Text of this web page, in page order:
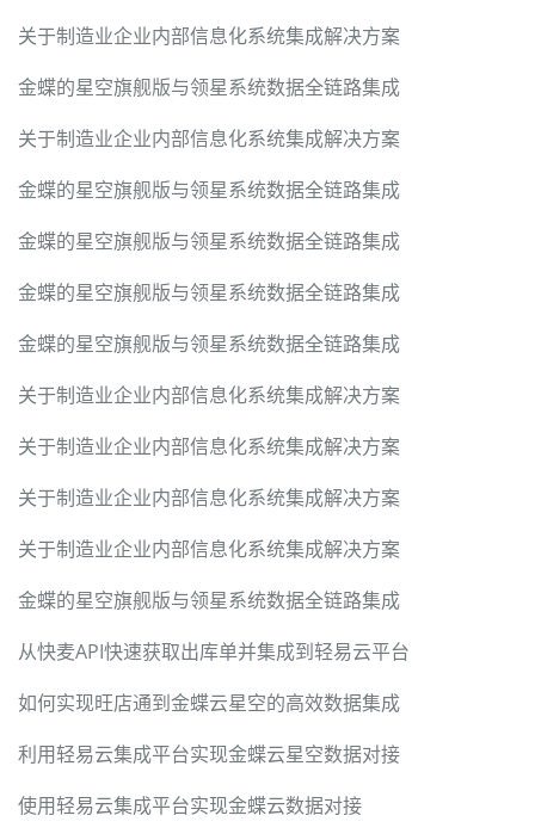
关于制造业企业内部信息化系统集成解决方案
金蝶的星空旗舰版与领星系统数据全链路集成
关于制造业企业内部信息化系统集成解决方案
金蝶的星空旗舰版与领星系统数据全链路集成
金蝶的星空旗舰版与领星系统数据全链路集成
金蝶的星空旗舰版与领星系统数据全链路集成
金蝶的星空旗舰版与领星系统数据全链路集成
关于制造业企业内部信息化系统集成解决方案
关于制造业企业内部信息化系统集成解决方案
关于制造业企业内部信息化系统集成解决方案
关于制造业企业内部信息化系统集成解决方案
金蝶的星空旗舰版与领星系统数据全链路集成
从快麦API快速获取出库单并集成到轻易云平台
如何实现旺店通到金蝶云星空的高效数据集成
利用轻易云集成平台实现金蝶云星空数据对接
使用轻易云集成平台实现金蝶云数据对接